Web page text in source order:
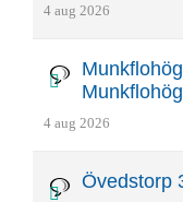
4 aug 2026
4 aug 2026
Övedstorp